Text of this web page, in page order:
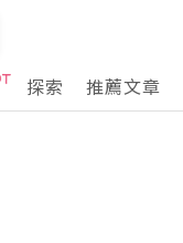
探索
推薦文章